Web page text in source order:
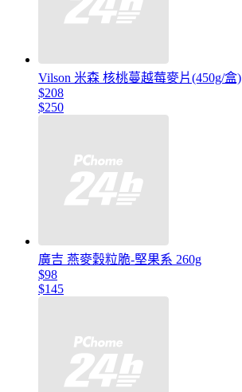
Vilson 米森 核桃蔓越莓麥片(450g/盒)
$208
$250
廣吉 燕麥穀粒脆-堅果系 260g
$98
$145